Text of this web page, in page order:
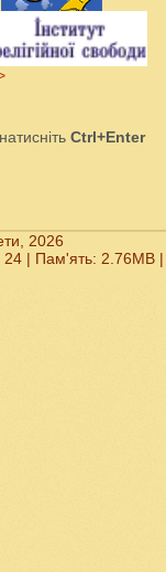
Ctrl+Enter
2026
| Пам'ять: 2.76MB|